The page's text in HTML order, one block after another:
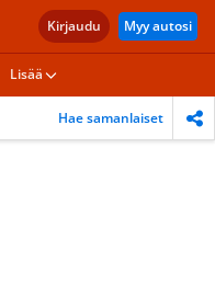
Kirjaudu Myy autosi
Lisää
Hae samanlaiset